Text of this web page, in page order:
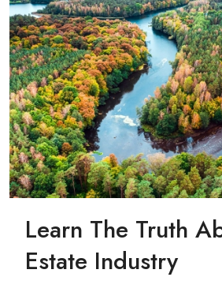
Learn The Truth
Estate Industry